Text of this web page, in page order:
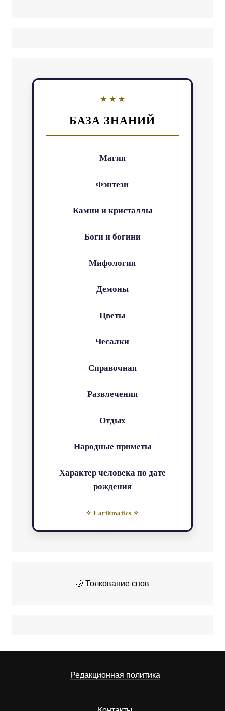
БАЗА ЗНАНИЙ
Магия
Фэнтези
Камни и кристаллы
Боги и богини
Мифология
Демоны
Цветы
Чесалки
Справочная
Развлечения
Отдых
Народные приметы
Характер человека по дате
рождения
✧ Earthmatics ✧
🌙 Толкование снов
Редакционная политика